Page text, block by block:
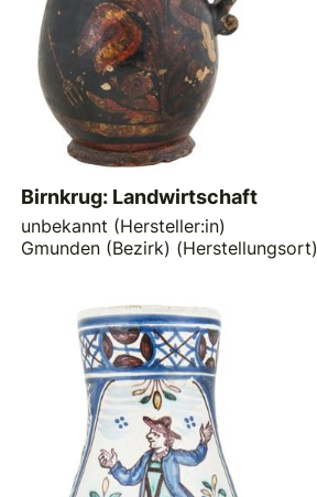
Birnkrug: Landwirtschaft
unbekannt (Hersteller:in)
Gmunden (Bezirk) (Herstellungsort)